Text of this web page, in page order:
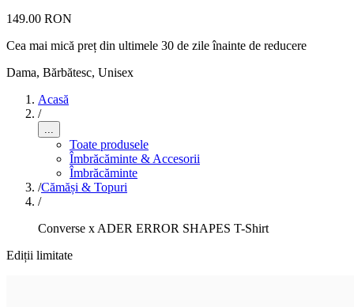
149.00 RON
Cea mai mică preț din ultimele 30 de zile înainte de reducere
Dama, Bărbătesc, Unisex
Acasă
/
...
Toate produsele
Îmbrăcăminte & Accesorii
Îmbrăcăminte
/Cămăși & Topuri
/
Converse x ADER ERROR SHAPES T-Shirt
Ediții limitate